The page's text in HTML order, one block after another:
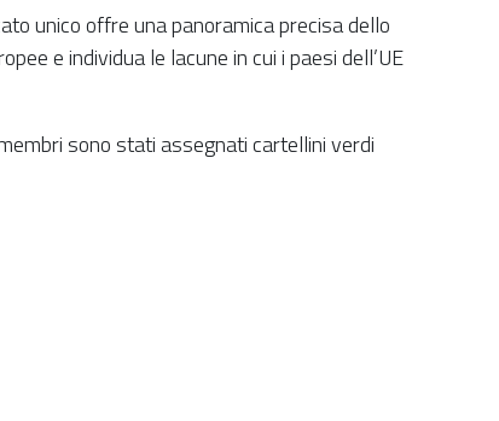
unico offre una panoramica precisa dello
e individua le lacune in cui i paesi dell’UE
sono stati assegnati cartellini verdi